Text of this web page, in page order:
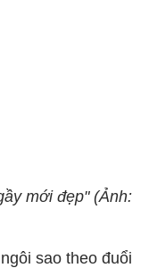
mới đẹp" (Ảnh:
sao theo đuổi